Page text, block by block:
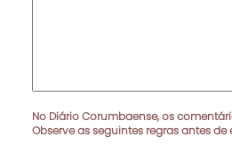
No Diário Corumbaense, os
Observe as seguintes regras antes